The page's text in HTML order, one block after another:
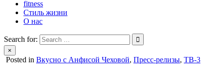
fitness
Стиль жизни
О нас
Search for:
×
Posted in Вкусно с Анфисой Чеховой, Пресс-релизы, ТВ-3